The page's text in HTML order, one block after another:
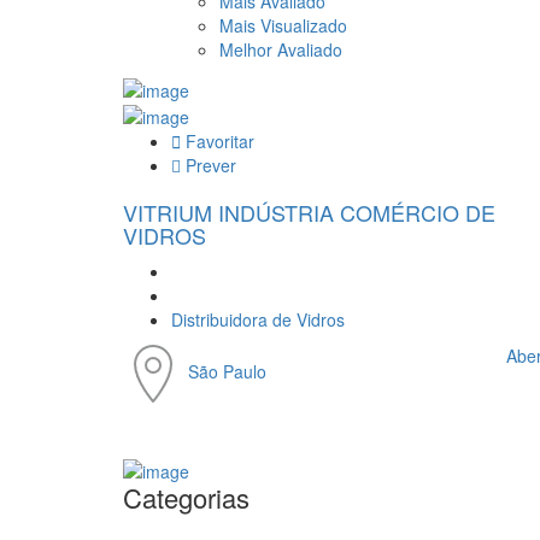
Mais Visualizado
Melhor Avaliado
Favoritar
Prever
VITRIUM INDÚSTRIA COMÉRCIO DE
VIDROS
Distribuidora de Vidros
São Paulo
Categorias